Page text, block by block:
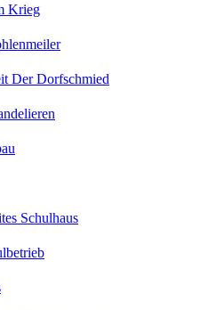
Krieg
Der Dorfschmied
Schulhaus